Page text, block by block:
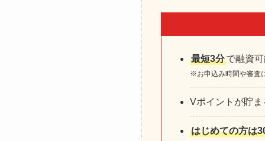
最短3分で融資
※お申込み時間や審査
Vポイントが貯
はじめての方は